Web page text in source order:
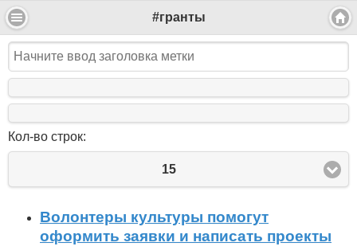
#гранты
Кол-во строк:
15
Волонтеры культуры помогут
оформить заявки и написать проекты